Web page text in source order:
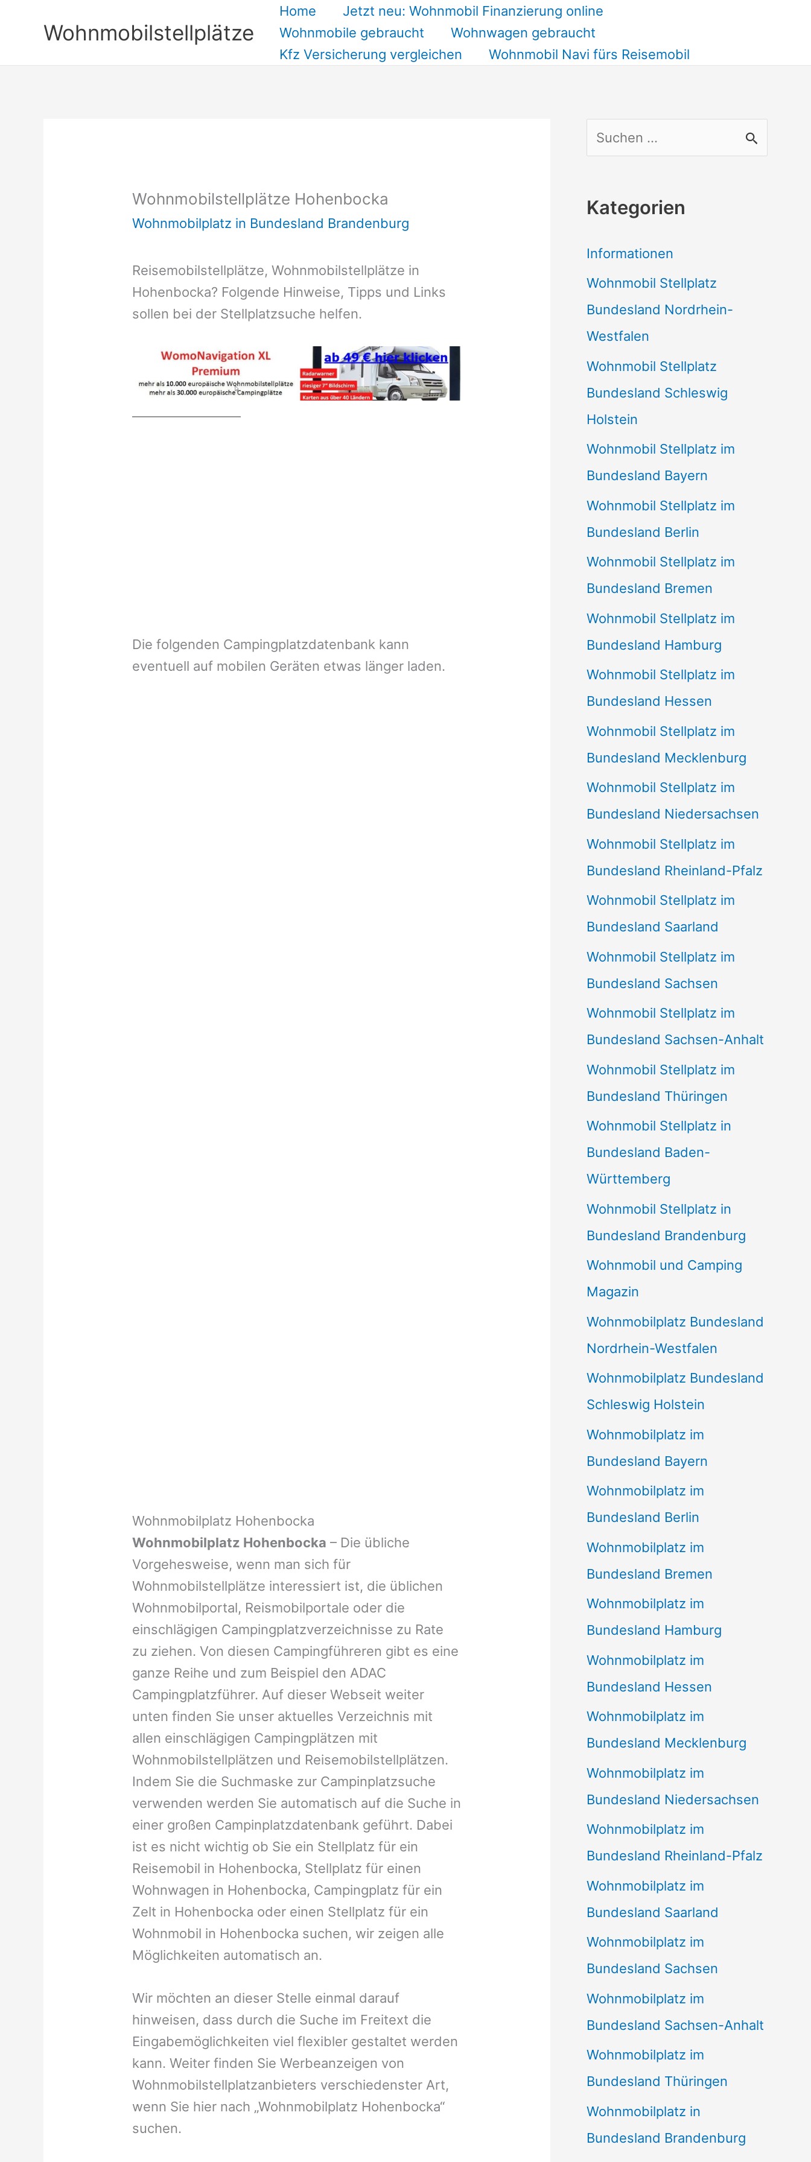
Wohnmobilstellplätze
Home
Jetzt neu: Wohnmobil Finanzierung online
Wohnmobile gebraucht
Wohnwagen gebraucht
Kfz Versicherung vergleichen
Wohnmobil Navi fürs Reisemobil
Wohnmobilstellplätze Hohenbocka
Wohnmobilplatz in Bundesland Brandenburg
Reisemobilstellplätze, Wohnmobilstellplätze in
Hohenbocka? Folgende Hinweise, Tipps und Links
sollen bei der Stellplatzsuche helfen.
Die folgenden Campingplatzdatenbank kann
eventuell auf mobilen Geräten etwas länger laden.
Wohnmobilplatz Hohenbocka
Wohnmobilplatz Hohenbocka – Die übliche
Vorgehesweise, wenn man sich für
Wohnmobilstellplätze interessiert ist, die üblichen
Wohnmobilportal, Reismobilportale oder die
einschlägigen Campingplatzverzeichnisse zu Rate
zu ziehen. Von diesen Campingführeren gibt es eine
ganze Reihe und zum Beispiel den ADAC
Campingplatzführer. Auf dieser Webseit weiter
unten finden Sie unser aktuelles Verzeichnis mit
allen einschlägigen Campingplätzen mit
Wohnmobilstellplätzen und Reisemobilstellplätzen.
Indem Sie die Suchmaske zur Campinplatzsuche
verwenden werden Sie automatisch auf die Suche in
einer großen Campinplatzdatenbank geführt. Dabei
ist es nicht wichtig ob Sie ein Stellplatz für ein
Reisemobil in Hohenbocka, Stellplatz für einen
Wohnwagen in Hohenbocka, Campingplatz für ein
Zelt in Hohenbocka oder einen Stellplatz für ein
Wohnmobil in Hohenbocka suchen, wir zeigen alle
Möglichkeiten automatisch an.
Wir möchten an dieser Stelle einmal darauf
hinweisen, dass durch die Suche im Freitext die
Eingabemöglichkeiten viel flexibler gestaltet werden
kann. Weiter finden Sie Werbeanzeigen von
Wohnmobilstellplatzanbieters verschiedenster Art,
wenn Sie hier nach „Wohnmobilplatz Hohenbocka“
suchen.
u
h
n
a
c
h
:
Kategorien
Informationen
Wohnmobil Stellplatz
Bundesland Nordrhein-
Westfalen
Wohnmobil Stellplatz
Bundesland Schleswig
Holstein
Wohnmobil Stellplatz im
Bundesland Bayern
Wohnmobil Stellplatz im
Bundesland Berlin
Wohnmobil Stellplatz im
Bundesland Bremen
Wohnmobil Stellplatz im
Bundesland Hamburg
Wohnmobil Stellplatz im
Bundesland Hessen
Wohnmobil Stellplatz im
Bundesland Mecklenburg
Wohnmobil Stellplatz im
Bundesland Niedersachsen
Wohnmobil Stellplatz im
Bundesland Rheinland-Pfalz
Wohnmobil Stellplatz im
Bundesland Saarland
Wohnmobil Stellplatz im
Bundesland Sachsen
Wohnmobil Stellplatz im
Bundesland Sachsen-Anhalt
Wohnmobil Stellplatz im
Bundesland Thüringen
Wohnmobil Stellplatz in
Bundesland Baden-
Württemberg
Wohnmobil Stellplatz in
Bundesland Brandenburg
Wohnmobil und Camping
Magazin
Wohnmobilplatz Bundesland
Nordrhein-Westfalen
Wohnmobilplatz Bundesland
Schleswig Holstein
Wohnmobilplatz im
Bundesland Bayern
Wohnmobilplatz im
Bundesland Berlin
Wohnmobilplatz im
Bundesland Bremen
Wohnmobilplatz im
Bundesland Hamburg
Wohnmobilplatz im
Bundesland Hessen
Wohnmobilplatz im
Bundesland Mecklenburg
Wohnmobilplatz im
Bundesland Niedersachsen
Wohnmobilplatz im
Bundesland Rheinland-Pfalz
Wohnmobilplatz im
Bundesland Saarland
Wohnmobilplatz im
Bundesland Sachsen
Wohnmobilplatz im
Bundesland Sachsen-Anhalt
Wohnmobilplatz im
Bundesland Thüringen
Wohnmobilplatz in
Bundesland Brandenburg